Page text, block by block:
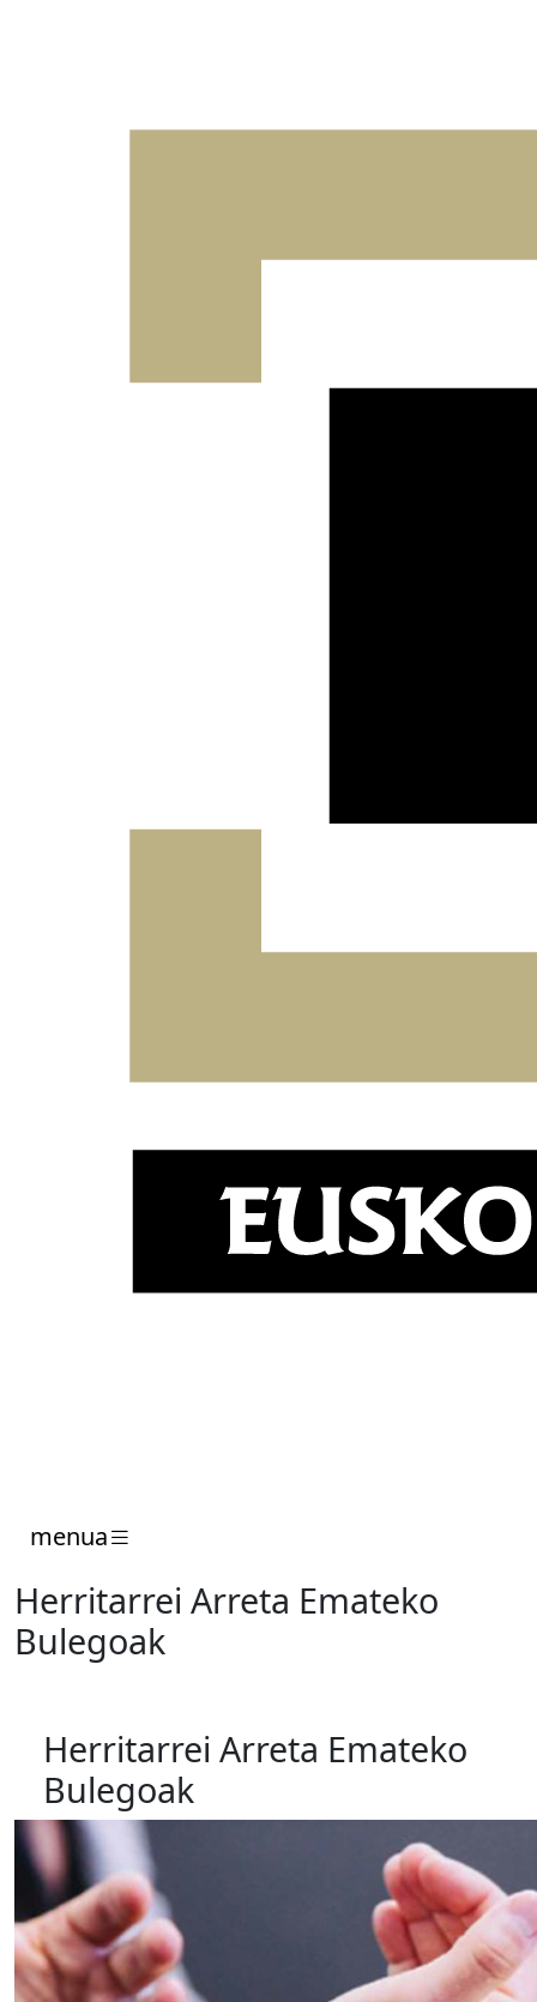
menua
Herritarrei Arreta Emateko
Bulegoak
Herritarrei Arreta Emateko
Bulegoak